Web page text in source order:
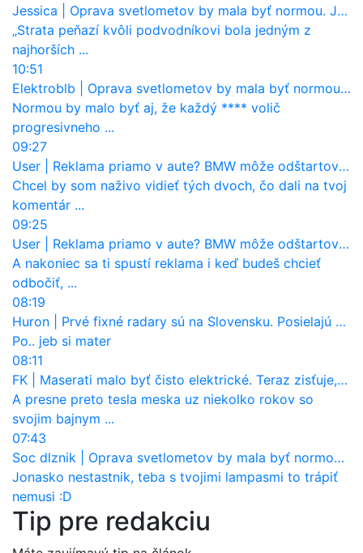
Jessica
Oprava svetlometov by mala byť normou. Jeden nový dnes stojí priemerne 1251 eur!
„Strata peňazí kvôli podvodníkovi bola jedným z
najhorších ...
10:51
Elektroblb
Oprava svetlometov by mala byť normou. Jeden nový dnes stojí priemerne 1251 eur!
Normou by malo byť aj, že každý **** volič
progresivneho ...
09:27
User
Reklama priamo v aute? BMW môže odštartovať nový trend
Chcel by som naživo vidieť tých dvoch, čo dali na tvoj
komentár ...
09:25
User
Reklama priamo v aute? BMW môže odštartovať nový trend
A nakoniec sa ti spustí reklama i keď budeš chcieť
odbočiť, ...
08:19
Huron
Prvé fixné radary sú na Slovensku. Posielajú už pokuty? Ukáže ich Waze?
Po.. jeb si mater
08:11
FK
Maserati malo byť čisto elektrické. Teraz zisťuje, že potrebuje nový osemvalcový motor
A presne preto tesla meska uz niekolko rokov so
svojim bajnym ...
07:43
Soc dlznik
Oprava svetlometov by mala byť normou. Jeden nový dnes stojí priemerne 1251 eur!
Jonasko nestastnik, teba s tvojimi lampasmi to trápiť
nemusi :D
Tip pre redakciu